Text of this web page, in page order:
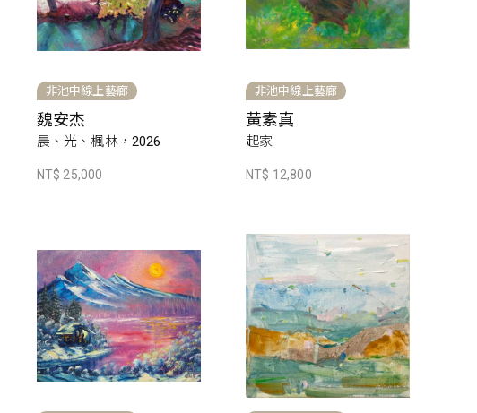
非池中線上藝廊
魏安杰
晨、光、楓林，2026
NT$ 25,000
非池中線上藝廊
黃素真
起家
NT$ 12,800